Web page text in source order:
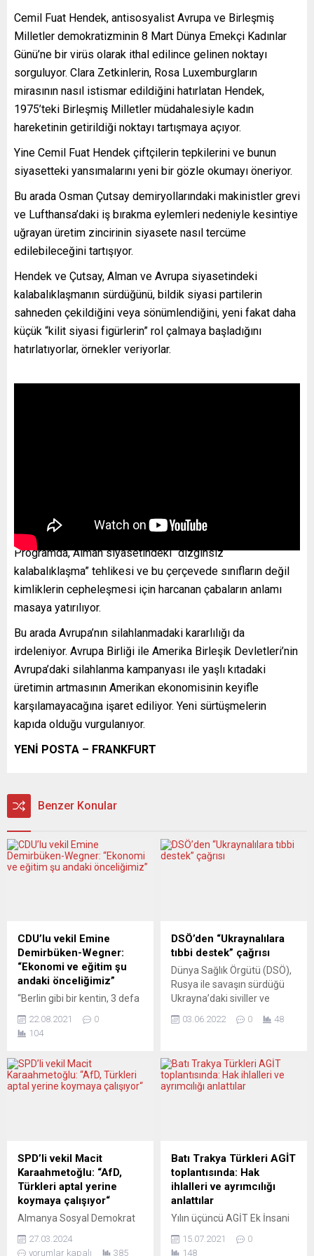
Cemil Fuat Hendek, antisosyalist Avrupa ve Birleşmiş
Milletler demokratizminin 8 Mart Dünya Emekçi Kadınlar
Günü’ne bir virüs olarak ithal edilince gelinen noktayı
sorguluyor. Clara Zetkinlerin, Rosa Luxemburgların
mirasının nasıl istismar edildiğini hatırlatan Hendek,
1975’teki Birleşmiş Milletler müdahalesiyle kadın
hareketinin getirildiği noktayı tartışmaya açıyor.
Yine Cemil Fuat Hendek çiftçilerin tepkilerini ve bunun
siyasetteki yansımalarını yeni bir gözle okumayı öneriyor.
Bu arada Osman Çutsay demiryollarındaki makinistler grevi
ve Lufthansa’daki iş bırakma eylemleri nedeniyle kesintiye
uğrayan üretim zincirinin siyasete nasıl tercüme
edilebileceğini tartışıyor.
Hendek ve Çutsay, Alman ve Avrupa siyasetindeki
kalabalıklaşmanın sürdüğünü, bildik siyasi partilerin
sahneden çekildiğini veya sönümlendiğini, yeni fakat daha
küçük “kilit siyasi figürlerin” rol çalmaya başladığını
hatırlatıyorlar, örnekler veriyorlar.
Programda, Alman siyasetindeki “dizginsiz
kalabalıklaşma” tehlikesi ve bu çerçevede sınıfların değil
kimliklerin cepheleşmesi için harcanan çabaların anlamı
masaya yatırılıyor.
Bu arada Avrupa’nın silahlanmadaki kararlılığı da
irdeleniyor. Avrupa Birliği ile Amerika Birleşik Devletleri’nin
Avrupa’daki silahlanma kampanyası ile yaşlı kıtadaki
üretimin artmasının Amerikan ekonomisinin keyifle
karşılamayacağına işaret ediliyor. Yeni sürtüşmelerin
kapıda olduğu vurgulanıyor.
YENİ POSTA – FRANKFURT
Benzer Konular
CDU’lu vekil Emine
Demirbüken-Wegner:
“Ekonomi ve eğitim şu
andaki önceliğimiz”
“Berlin gibi bir kentin, 3 defa
üst üste sol partileri
seçmesini pek sağlıklı
bulmuyorum” diyen Türkiye
görüşlerin her zaman
birbirlerini beslediğini
umudu taşıyor. 2021
Almanya’da “Süper Seçim
Yılı” ve seçimler yaklaşırken
seçim kampanyaları da...
22.08.2021
0
104
DSÖ’den “Ukraynalılara
tıbbi destek” çağrısı
Dünya Sağlık Örgütü (DSÖ),
Rusya ile savaşın sürdüğü
Ukrayna’daki siviller ve
komşu ülkelere sığınan
Ukraynalı mültecilere sağlık
milyon ABD doları yardım
çağrısında bulundu.
Habicht, Ukrayna’daki sağlık
hizmetlerinin son durumunu
değerlendirdi. Habicht, 2
Haziran...
03.06.2022 0 48
SPD’li vekil Macit
Karaahmetoğlu: “AfD,
Türkleri aptal yerine
koymaya çalışıyor“
Almanya Sosyal Demokrat
milletekili Macit
27.03.2024
yorumlar kapalı
385
Batı Trakya Türkleri AGİT
toplantısında: Hak
ihlalleri ve ayrımcılığı
anlattılar
Yılın üçüncü AGİT Ek İnsani
BTAYTD ve DEB partisi
15.07.2021
0
148